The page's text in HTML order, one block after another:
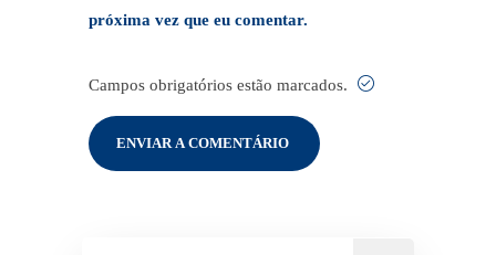
próxima vez que eu comentar.
Campos obrigatórios estão marcados.